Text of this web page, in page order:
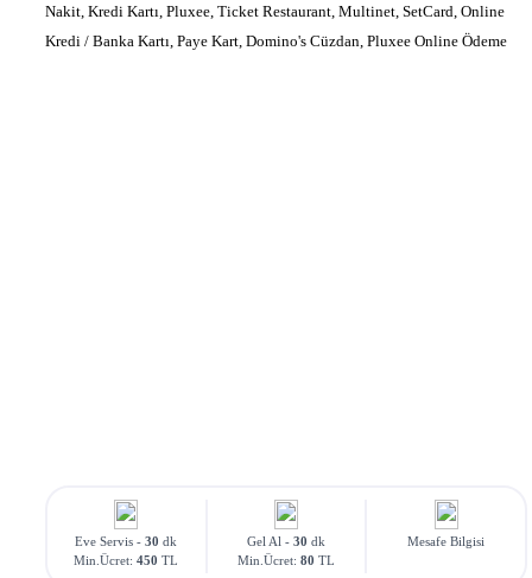
Nakit, Kredi Kartı, Pluxee, Ticket Restaurant, Multinet, SetCard, Online
Kredi / Banka Kartı, Paye Kart, Domino's Cüzdan, Pluxee Online Ödeme
Eve Servis -30 dk
Min.Ücret:450 TL
Gel Al - 30 dk
Min.Ücret: 80 TL
Mesafe Bilgisi